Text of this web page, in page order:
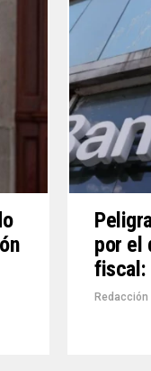
por el
fiscal:
Redacción